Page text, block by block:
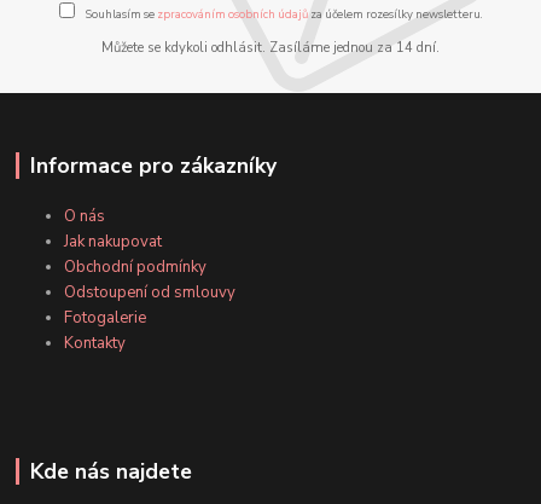
Souhlasím se zpracováním osobních údajůza účelem rozesílky newsletteru.
Můžete se kdykoli odhlásit. Zasíláme jednou za 14 dní.
Informace pro zákazníky
O nás
Jak nakupovat
Obchodní podmínky
Odstoupení od smlouvy
Fotogalerie
Kontakty
Kde nás najdete